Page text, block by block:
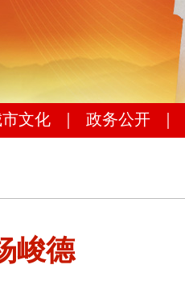
文化 政务公开
峻德